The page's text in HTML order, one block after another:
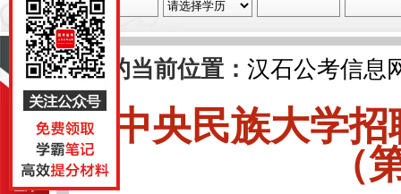
导航
江苏
上海
您的当前位置： 汉石公考信息
中央民族大学
（